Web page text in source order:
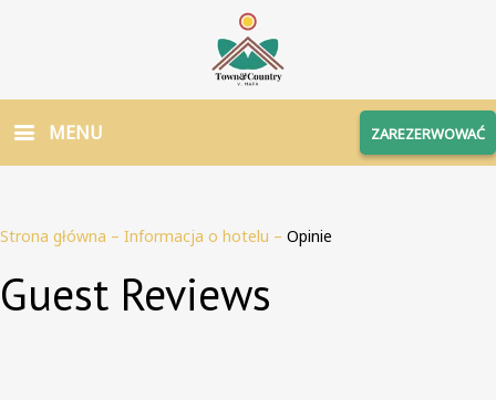
MENU ZAREZERWOWAĆ
Strona główna – Informacja o hotelu – Opinie
Guest Reviews